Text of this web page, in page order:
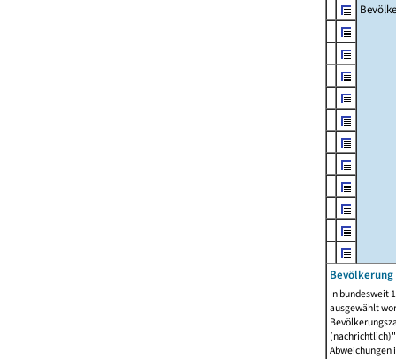
In bundesweit
ausgewählt
Abweichungen